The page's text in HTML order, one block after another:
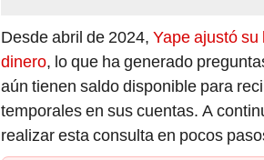
Desde abril de 2024, Yape ajustó
dinero, lo que ha generado
aún tienen saldo disponible para
temporales en sus cuentas. A
realizar esta consulta en pocos